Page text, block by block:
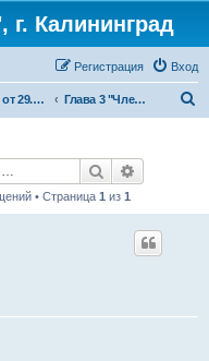
Калининград
Вход
Регистрация
ФЗ-217 от 29.07.2017 г. "О ведении гражданами садоводства для собственных нужд и о внесении изменений в отдельные законодательные акты Российской Федерации" Глава 3 "Членство в товариществе"
Поиск
• Страница 1 из 1